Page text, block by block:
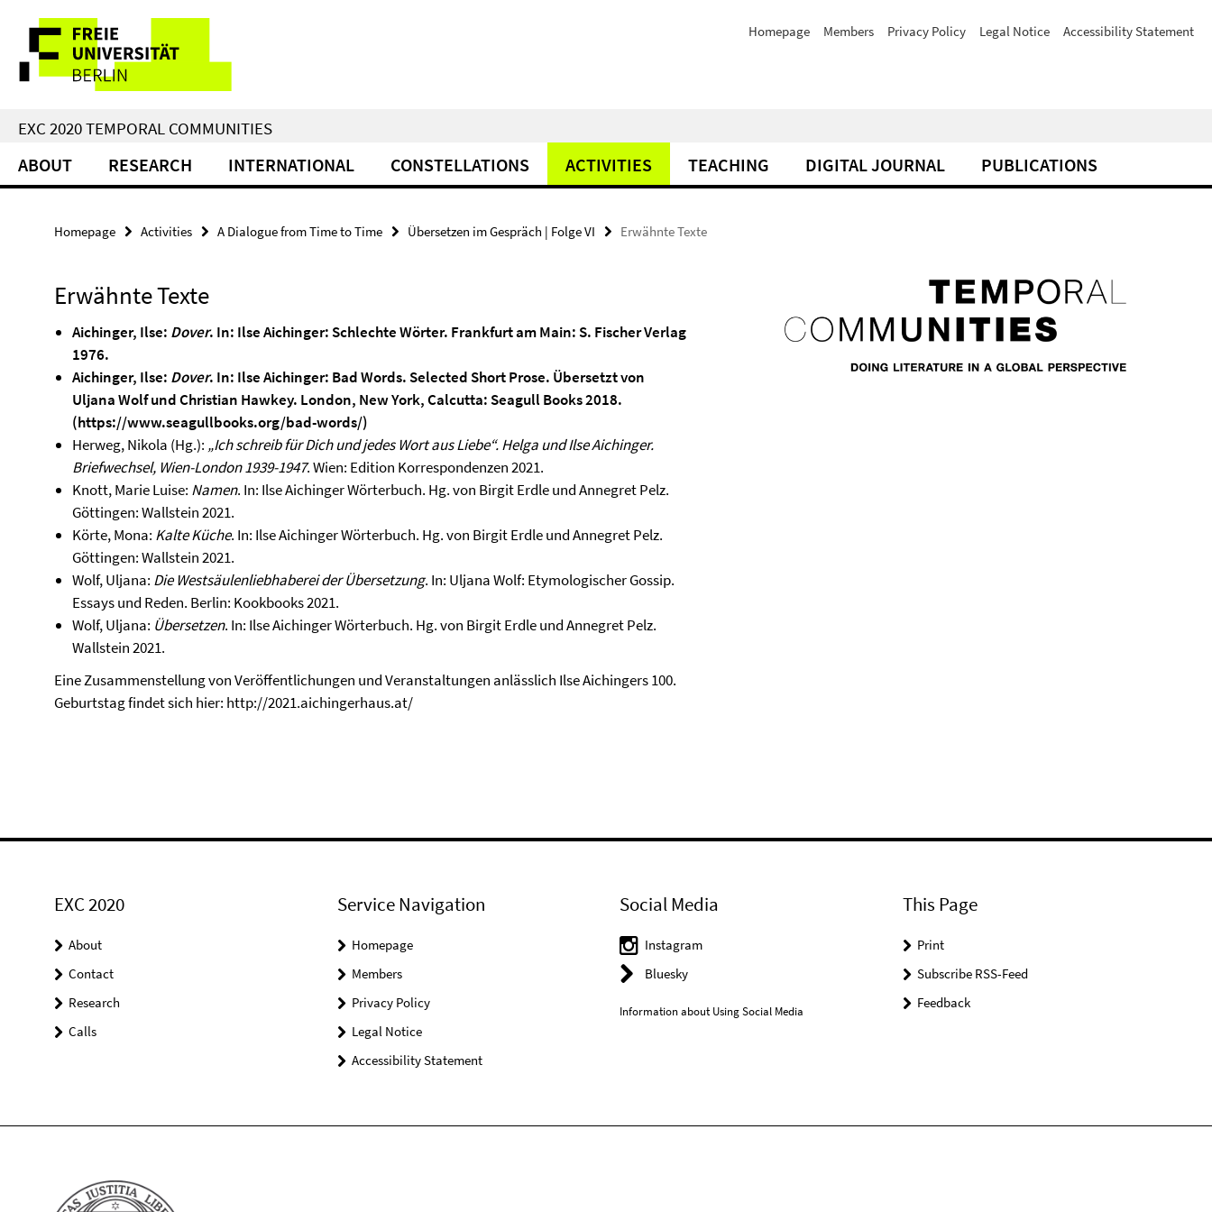
direkt
Inhalt
Service
Navigation
Homepage Members Privacy Policy Legal Notice Accessibility Statement
EXC 2020 TEMPORAL COMMUNITIES
ABOUT RESEARCH INTERNATIONAL CONSTELLATIONS ACTIVITIES TEACHING DIGITAL JOURNAL PUBLICATIONS
Homepage Activities A Dialogue from Time to Time Übersetzen im Gespräch | Folge VI Erwähnte Texte
Erwähnte Texte
Aichinger, Ilse: Dover. In: Ilse Aichinger: Schlechte Wörter. Frankfurt am Main: S. Fischer Verlag
1976.
Aichinger, Ilse: Dover. In: Ilse Aichinger: Bad Words. Selected Short Prose. Übersetzt von
Uljana Wolf und Christian Hawkey. London, New York, Calcutta: Seagull Books 2018.
(https://www.seagullbooks.org/bad-words/)
Herweg, Nikola (Hg.): „Ich schreib für Dich und jedes Wort aus Liebe“. Helga und Ilse Aichinger.
Briefwechsel, Wien-London 1939-1947. Wien: Edition Korrespondenzen 2021.
Knott, Marie Luise: Namen. In: Ilse Aichinger Wörterbuch. Hg. von Birgit Erdle und Annegret Pelz.
Göttingen: Wallstein 2021.
Körte, Mona: Kalte Küche. In: Ilse Aichinger Wörterbuch. Hg. von Birgit Erdle und Annegret Pelz.
Göttingen: Wallstein 2021.
Wolf, Uljana: Die Westsäulenliebhaberei der Übersetzung. In: Uljana Wolf: Etymologischer Gossip.
Essays und Reden. Berlin: Kookbooks 2021.
Wolf, Uljana: Übersetzen. In: Ilse Aichinger Wörterbuch. Hg. von Birgit Erdle und Annegret Pelz.
Wallstein 2021.
Eine Zusammenstellung von Veröffentlichungen und Veranstaltungen anlässlich Ilse Aichingers 100.
Geburtstag findet sich hier: http://2021.aichingerhaus.at/
EXC 2020
About
Contact
Research
Calls
Service Navigation
Homepage
Members
Privacy Policy
Legal Notice
Accessibility Statement
Social Media
Instagram
Bluesky
Information about Using Social Media
This Page
Print
Subscribe RSS-Feed
Feedback